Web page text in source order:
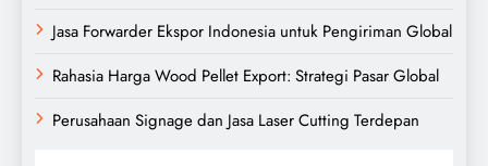
Jasa Forwarder Ekspor Indonesia untuk Pengiriman Global
Rahasia Harga Wood Pellet Export: Strategi Pasar Global
Perusahaan Signage dan Jasa Laser Cutting Terdepan